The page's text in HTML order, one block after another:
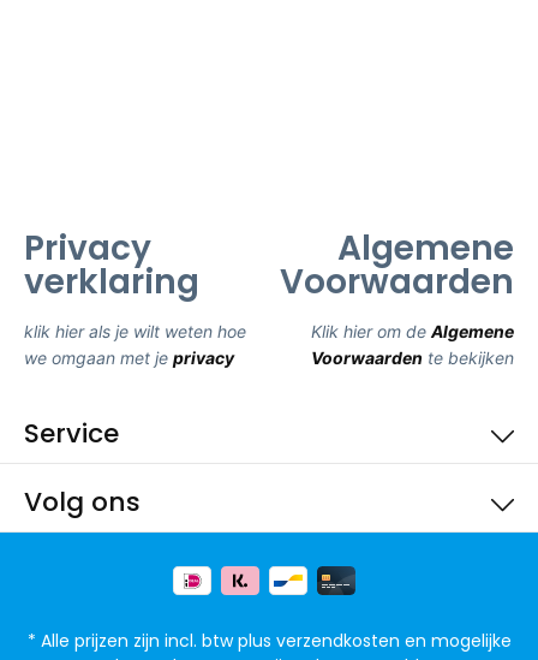
Privacy
verklaring
klik hier als je wilt weten hoe
we omgaan met je privacy
Algemene
Voorwaarden
Klik hier om de Algemene
Voorwaarden te bekijken
Volg ons
Service
* Alle prijzen zijn incl. btw plus verzendkosten en mogelijke